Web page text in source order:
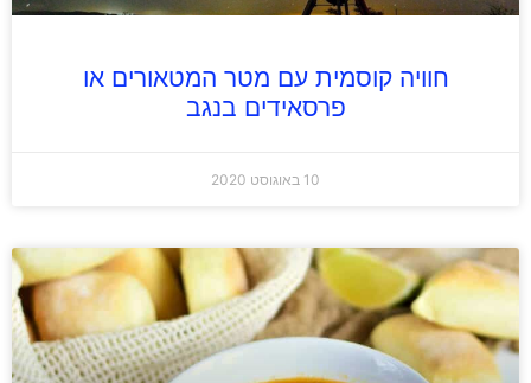
חוויה קוסמית עם מטר המטאורים או
פרסאידים בנגב
10 באוגוסט 2020